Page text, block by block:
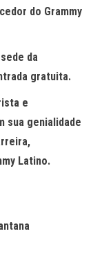
do Grammy
da
gratuita.
e
sua genialidade
Latino.